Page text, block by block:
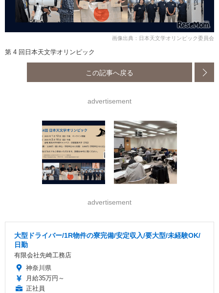
画像出典：日本天文学オリンピック委員会
第 4 回日本天文学オリンピック
この記事へ戻る
advertisement
advertisement
大型ドライバー/1R物件の寮完備/安定収入/要大型/未経験OK/
日勤
有限会社先崎工務店
神奈川県
月給35万円～
正社員